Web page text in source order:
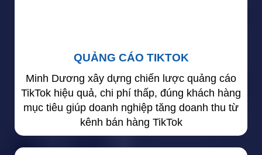
QUẢNG CÁO TIKTOK
Minh Dương xây dựng chiến lược quảng cáo
TikTok hiệu quả, chi phí thấp, đúng khách hàng
mục tiêu giúp doanh nghiệp tăng doanh thu từ
kênh bán hàng TikTok